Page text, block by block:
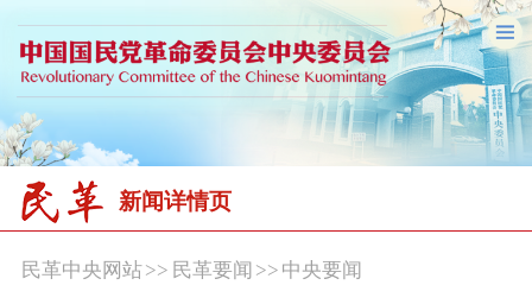
新闻详情页
民革中央网站>> 民革要闻 >> 中央要闻